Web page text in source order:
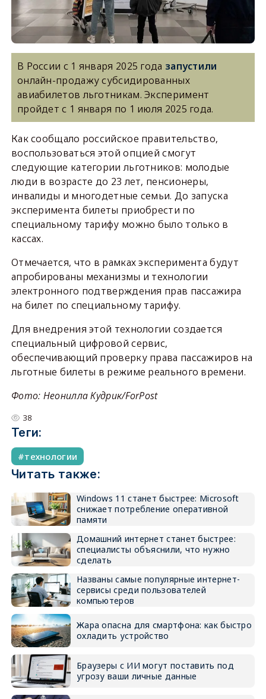
В России с 1 января 2025 года запустили
онлайн-продажу субсидированных
авиабилетов льготникам. Эксперимент
пройдет с 1 января по 1 июля 2025 года.
Как сообщало российское правительство,
воспользоваться этой опцией смогут
следующие категории льготников: молодые
люди в возрасте до 23 лет, пенсионеры,
инвалиды и многодетные семьи. До запуска
эксперимента билеты приобрести по
специальному тарифу можно было только в
кассах.
Отмечается, что в рамках эксперимента будут
апробированы механизмы и технологии
электронного подтверждения прав пассажира
на билет по специальному тарифу.
Для внедрения этой технологии создается
специальный цифровой сервис,
обеспечивающий проверку права пассажиров на
льготные билеты в режиме реального времени.
Фото: Неонилла Кудрик/ForPost
38
Теги:
технологии
Читать также:
Windows 11 станет быстрее: Microsoft
снижает потребление оперативной
памяти
Домашний интернет станет быстрее:
специалисты объяснили, что нужно
сделать
Названы самые популярные интернет-
сервисы среди пользователей
компьютеров
Жара опасна для смартфона: как быстро
охладить устройство
Браузеры с ИИ могут поставить под
угрозу ваши личные данные